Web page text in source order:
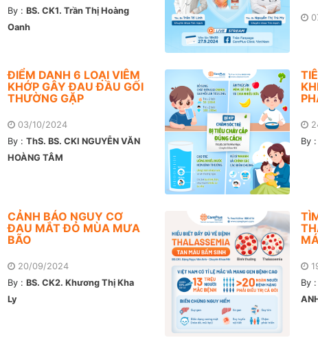
By : BS. CK1. Trần Thị Hoàng
Oanh
ĐIỂM DANH 6 LOẠI VIÊM
KHỚP GÂY ĐAU ĐẦU GỐI
THƯỜNG GẶP
03/10/2024
By : ThS. BS. CKI NGUYỄN VĂN
HOÀNG TÂM
By
CẢNH BÁO NGUY CƠ
ĐAU MẮT ĐỎ MÙA MƯA
BÃO
20/09/2024
By : BS. CK2. Khương Thị Kha
Ly
By